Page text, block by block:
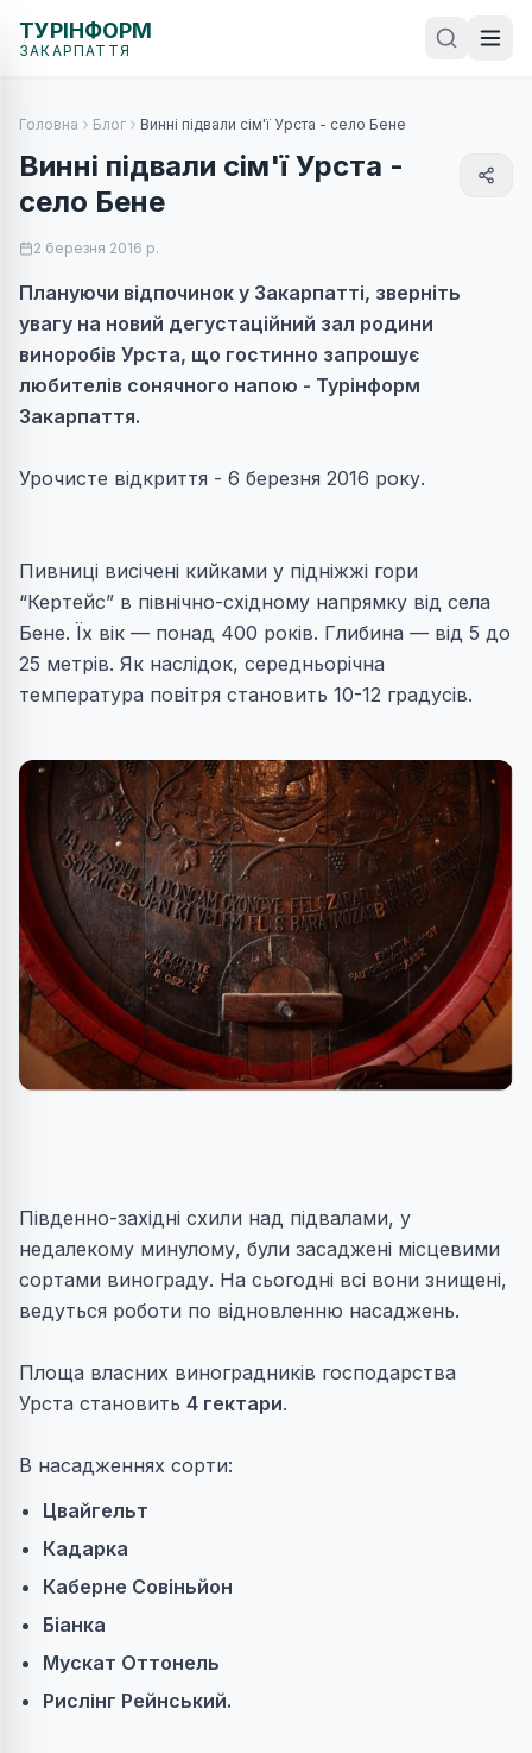
ТУРІНФОРМ
ЗАКАРПАТТЯ
Головна Блог Винні підвали сім'ї Урста - село Бене
Винні підвали сім'ї Урста -
село Бене
2 березня 2016 р.
Плануючи відпочинок у Закарпатті, зверніть
увагу на новий дегустаційний зал родини
виноробів Урста, що гостинно запрошує
любителів сонячного напою - Турінформ
Закарпаття.
Урочисте відкриття - 6 березня 2016 року.
Пивниці висічені кийками у підніжжі гори
“Кертейс” в північно-східному напрямку від села
Бене. Їх вік — понад 400 років. Глибина — від 5 до
25 метрів. Як наслідок, середньорічна
температура повітря становить 10-12 градусів.
Південно-західні схили над підвалами, у
недалекому минулому, були засаджені місцевими
сортами винограду. На сьогодні всі вони знищені,
ведуться роботи по відновленню насаджень.
Площа власних виноградників господарства
Урста становить 4 гектари.
В насадженнях сорти:
Цвайгельт
Кадарка
Каберне Совіньйон
Біанка
Мускат Оттонель
Рислінг Рейнський.